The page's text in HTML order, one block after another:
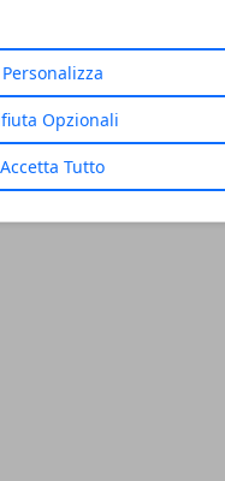
Personalizza
Opzionali
Accetta Tutto